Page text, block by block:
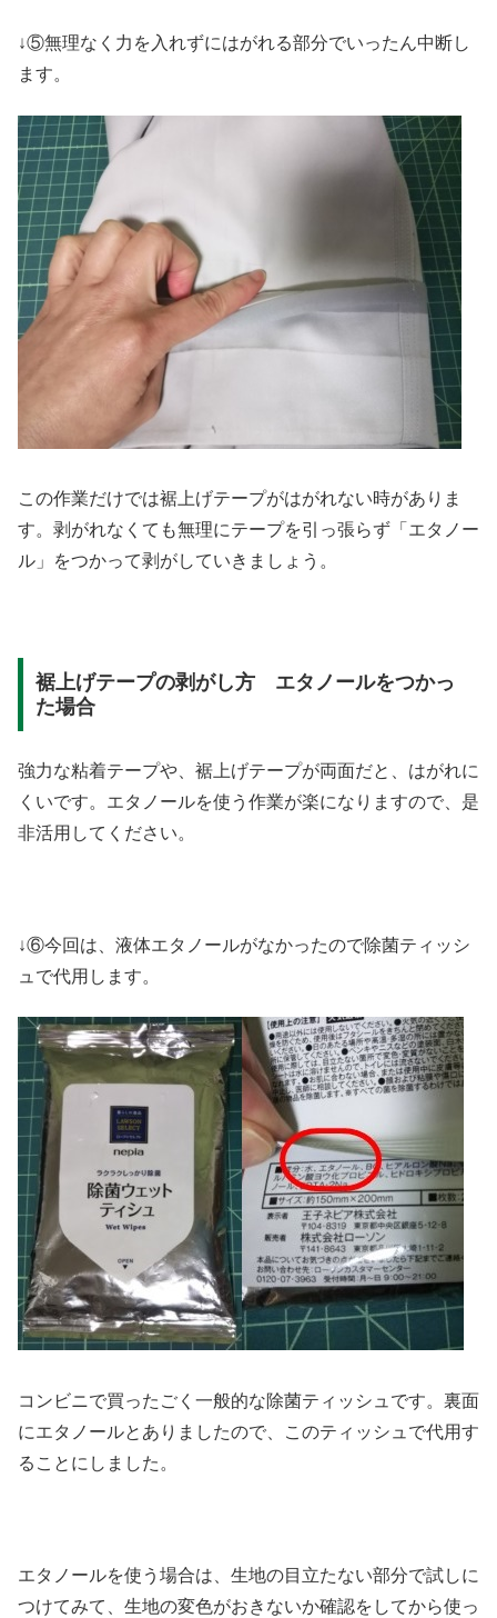
↓⑤無理なく力を入れずにはがれる部分でいったん中断し
ます。
この作業だけでは裾上げテープがはがれない時がありま
す。剥がれなくても無理にテープを引っ張らず「エタノー
ル」をつかって剥がしていきましょう。
裾上げテープの剥がし方 エタノールをつかっ
た場合
強力な粘着テープや、裾上げテープが両面だと、はがれに
くいです。エタノールを使う作業が楽になりますので、是
非活用してください。
↓⑥今回は、液体エタノールがなかったので除菌ティッシ
ュで代用します。
コンビニで買ったごく一般的な除菌ティッシュです。裏面
にエタノールとありましたので、このティッシュで代用す
ることにしました。
エタノールを使う場合は、生地の目立たない部分で試しに
つけてみて、生地の変色がおきないか確認をしてから使っ